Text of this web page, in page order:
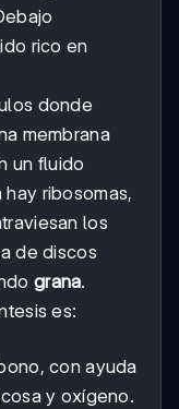
rico en
donde
membrana
un fluido
hay ribosomas,
los
de discos
grana.
es:
con ayuda
y oxígeno.